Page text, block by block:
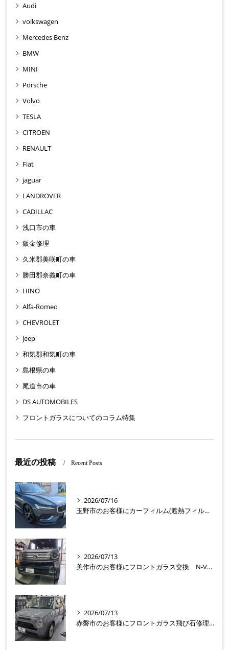
Audi
volkswagen
Mercedes Benz
BMW
MINI
Porsche
Volvo
TESLA
CITROEN
RENAULT
Fiat
jaguar
LANDROVER
CADILLAC
浅口市の車
鈑金修理
久米郡美咲町の車
勝田郡奈義町の車
HINO
Alfa-Romeo
CHEVROLET
jeep
和気郡和気町の車
島根県の車
尾道市の車
DS AUTOMOBILES
フロントガラスについてのコラム特集
最近の投稿 Recent Posts
2026/07/16
玉野市のお客様にカーフィルム(遮熱フィルム) V60【nexus株式会社】
2026/07/13
美作市のお客様にフロントガラス交換 N-VAN【nexus株式会社】
2026/07/13
赤磐市のお客様にフロントガラス飛び石修理 ラパン【nexus株式会社】